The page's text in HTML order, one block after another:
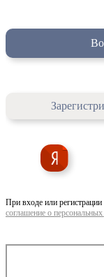
При входе или
соглашение о